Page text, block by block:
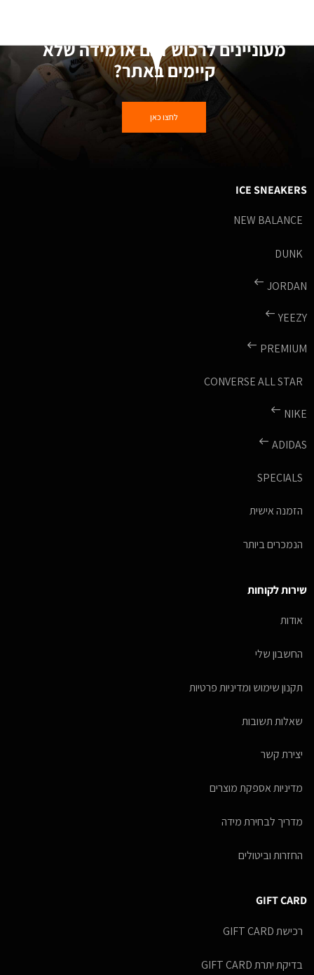
מעוניינים לרכוש דגם או מידה שלא
קיימים באתר?
לחצו כאן
ICE SNEAKERS
NEW BALANCE
DUNK
JORDAN
YEEZY
PREMIUM
CONVERSE ALL STAR
NIKE
ADIDAS
SPECIALS
הזמנה אישית
הנמכרים ביותר
שירות לקוחות
אודות
החשבון שלי
תקנון שימוש ומדיניות פרטיות
שאלות תשובות
יצירת קשר
מדיניות אספקת מוצרים
מדריך לבחירת מידה
החזרות וביטולים
GIFT CARD
רכישת GIFT CARD
בדיקת יתרת GIFT CARD